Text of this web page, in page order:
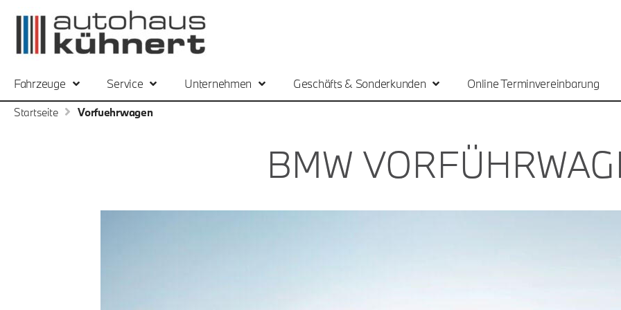
Fahrzeuge Service Unternehmen Geschäfts & Sonderkunden Online Terminvereinbarung
Startseite Vorfuehrwagen
BMW